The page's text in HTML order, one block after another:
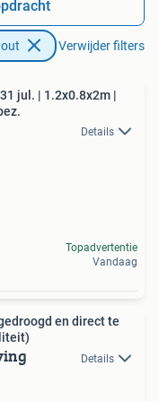
Verwijder filters
jul. | 1.2x0.8x2m |
Details
Topadvertentie
Vandaag
en direct te
Details